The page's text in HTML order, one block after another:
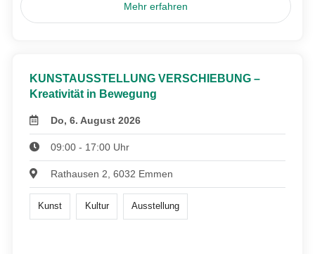
Mehr erfahren
KUNSTAUSSTELLUNG VERSCHIEBUNG –
Kreativität in Bewegung
Do, 6. August 2026
09:00 - 17:00 Uhr
Rathausen 2, 6032 Emmen
Kunst Kultur Ausstellung